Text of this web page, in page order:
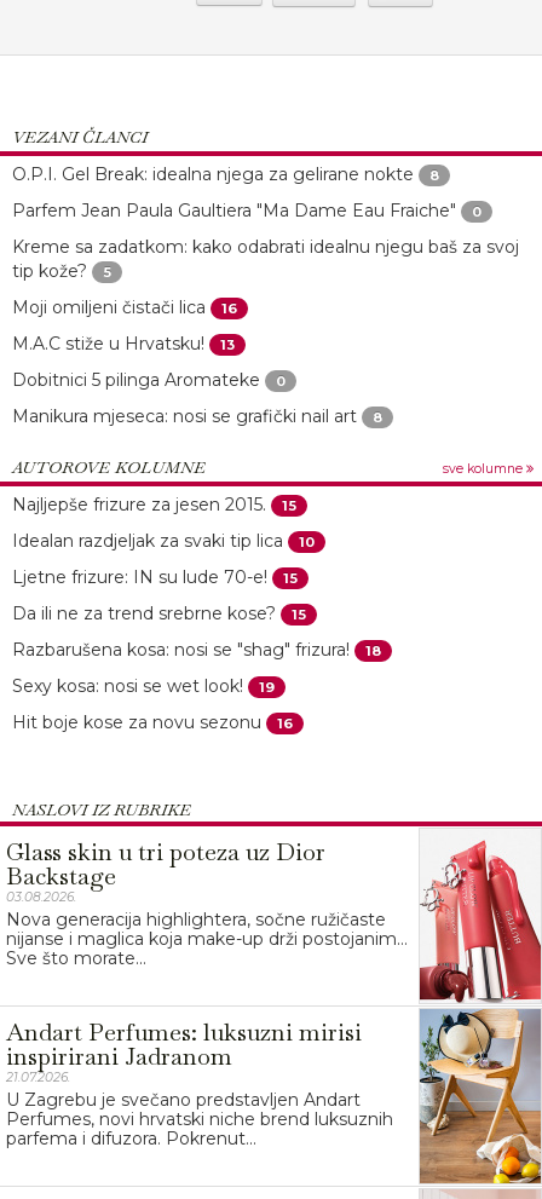
VEZANI ČLANCI
O.P.I. Gel Break: idealna njega za gelirane nokte
8
Parfem Jean Paula Gaultiera "Ma Dame Eau Fraiche" 0
Kreme sa zadatkom: kako odabrati idealnu njegu baš za svoj
tip kože?
5
Moji omiljeni čistači lica 16
M.A.C stiže u Hrvatsku! 13
Dobitnici 5 pilinga Aromateke 0
Manikura mjeseca: nosi se grafički nail art 8
AUTOROVE KOLUMNE sve kolumne
Najljepše frizure za jesen 2015. 15
Idealan razdjeljak za svaki tip lica 10
Ljetne frizure: IN su lude 70-e! 15
Da ili ne za trend srebrne kose? 15
Razbarušena kosa: nosi se "shag" frizura! 18
Sexy kosa: nosi se wet look! 19
Hit boje kose za novu sezonu 16
NASLOVI IZ RUBRIKE
Glass skin u tri poteza uz Dior
Backstage
03.08.2026.
Nova generacija highlightera, sočne ružičaste
nijanse i maglica koja make-up drži postojanim…
Sve što morate...
Andart Perfumes: luksuzni mirisi
inspirirani Jadranom
21.07.2026.
U Zagrebu je svečano predstavljen Andart
Perfumes, novi hrvatski niche brend luksuznih
parfema i difuzora. Pokrenut...